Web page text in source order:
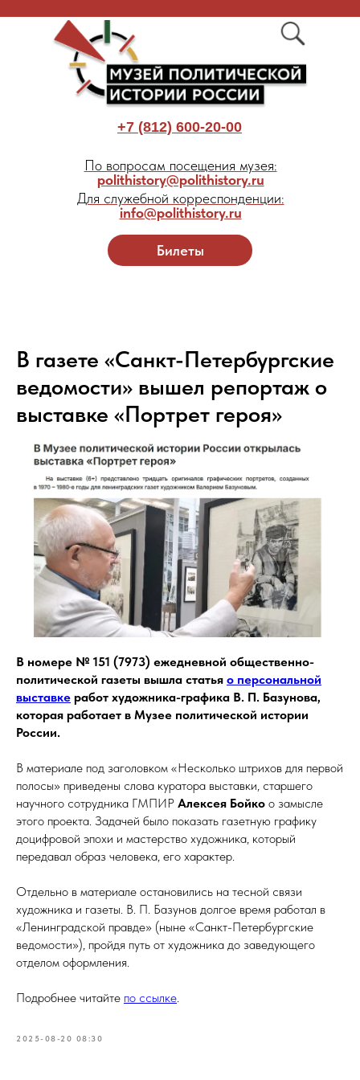
Билеты
+7 (812) 600-20-00
По вопросам посещения музея:
polithistory@polithistory.ru
Для служебной корреспонденции:
info@polithistory.ru
В газете «Санкт-Петербургские
ведомости» вышел репортаж о
выставке «Портрет героя»
В номере № 151 (7973) ежедневной общественно-
политической газеты вышла статья о персональной
выставке работ художника-графика В. П. Базунова,
которая работает в Музее политической истории
России.
В материале под заголовком «Несколько штрихов для первой
полосы» приведены слова куратора выставки, старшего
научного сотрудника ГМПИР Алексея Бойко о замысле
этого проекта. Задачей было показать газетную графику
доцифровой эпохи и мастерство художника, который
передавал образ человека, его характер.
Отдельно в материале остановились на тесной связи
художника и газеты. В. П. Базунов долгое время работал в
«Ленинградской правде» (ныне «Санкт-Петербургские
ведомости»), пройдя путь от художника до заведующего
отделом оформления.
Подробнее читайте по ссылке
2025-08-20 08:30